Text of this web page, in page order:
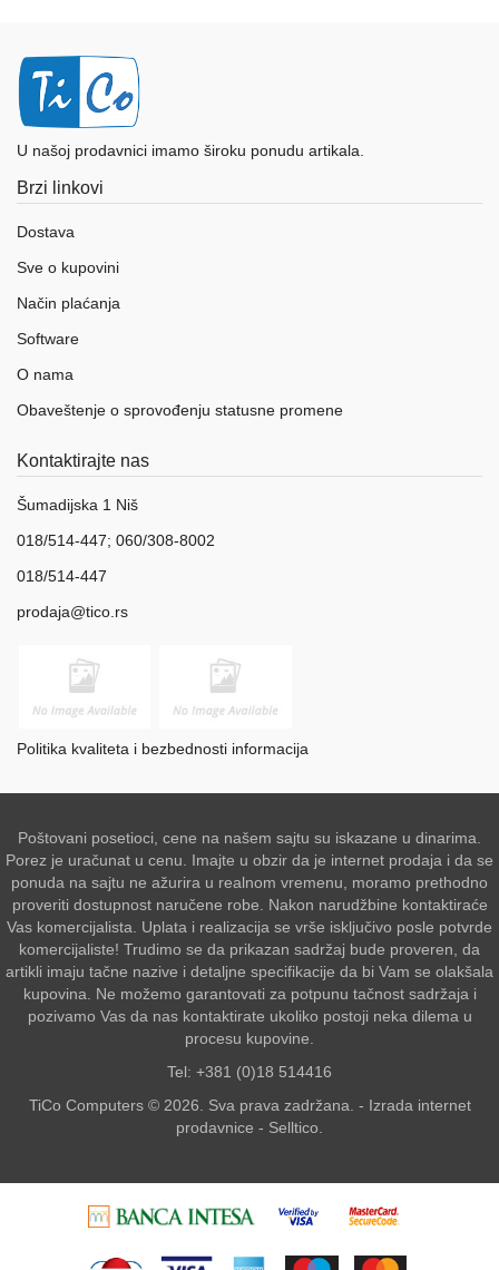
U našoj prodavnici imamo široku ponudu artikala.
Brzi linkovi
Dostava
Sve o kupovini
Način plaćanja
Software
O nama
Obaveštenje o sprovođenju statusne promene
Kontaktirajte nas
Šumadijska 1 Niš
018/514-447; 060/308-8002
018/514-447
prodaja@tico.rs
Politika kvaliteta i bezbednosti informacija
Poštovani posetioci, cene na našem sajtu su iskazane u dinarima.
Porez je uračunat u cenu. Imajte u obzir da je internet prodaja i da se
ponuda na sajtu ne ažurira u realnom vremenu, moramo prethodno
proveriti dostupnost naručene robe. Nakon narudžbine kontaktiraće
Vas komercijalista. Uplata i realizacija se vrše isključivo posle potvrde
komercijaliste! Trudimo se da prikazan sadržaj bude proveren, da
artikli imaju tačne nazive i detaljne specifikacije da bi Vam se olakšala
kupovina. Ne možemo garantovati za potpunu tačnost sadržaja i
pozivamo Vas da nas kontaktirate ukoliko postoji neka dilema u
procesu kupovine.
Tel: +381 (0)18 514416
TiCo Computers © 2026. Sva prava zadržana. - Izrada internet
prodavnice - Selltico.